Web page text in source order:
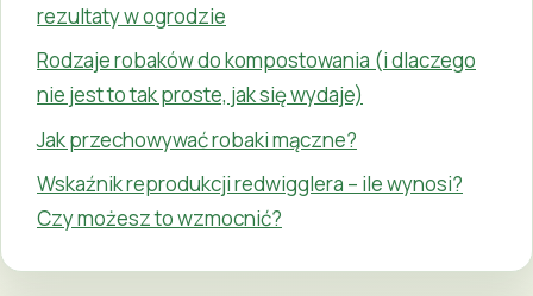
rezultaty w ogrodzie
Rodzaje robaków do kompostowania (i dlaczego
nie jest to tak proste, jak się wydaje)
Jak przechowywać robaki mączne?
Wskaźnik reprodukcji redwigglera – ile wynosi?
Czy możesz to wzmocnić?